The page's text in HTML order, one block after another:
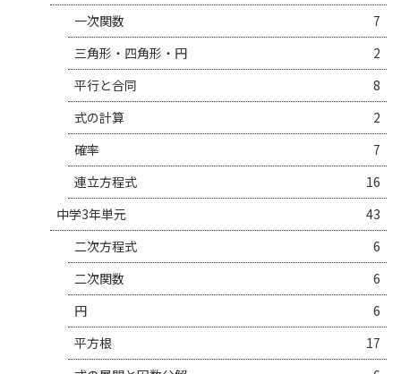
一次関数
7
三角形・四角形・円
2
平行と合同
8
式の計算
2
確率
7
連立方程式
16
中学3年単元
43
二次方程式
6
二次関数
6
円
6
平方根
17